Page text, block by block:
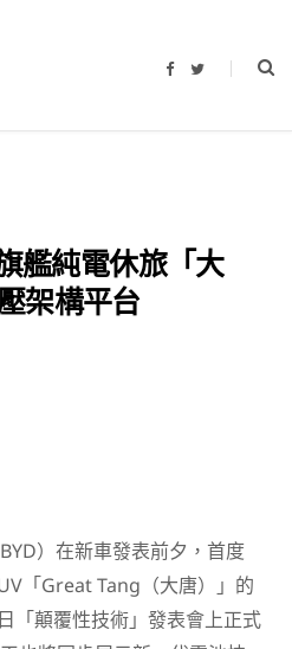
F
b
T
t
艦純電休旅「大
架構平台
）在新車發表前夕，首度
「Great Tang（大唐）」的
「顛覆性技術」發表會上正式